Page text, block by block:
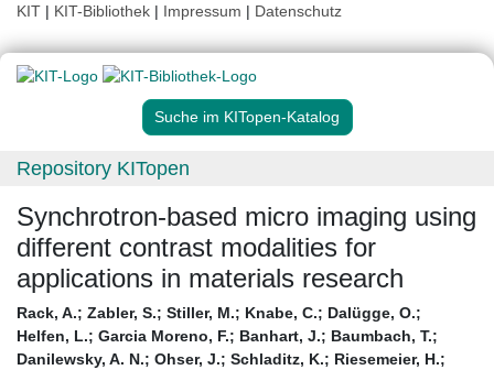
KIT | KIT-Bibliothek | Impressum | Datenschutz
Suche im KITopen-Katalog
Repository KITopen
Synchrotron-based micro imaging using
different contrast modalities for
applications in materials research
Rack, A.; Zabler, S.; Stiller, M.; Knabe, C.; Dalügge, O.;
Helfen, L.; Garcia Moreno, F.; Banhart, J.; Baumbach, T.;
Danilewsky, A. N.; Ohser, J.; Schladitz, K.; Riesemeier, H.;